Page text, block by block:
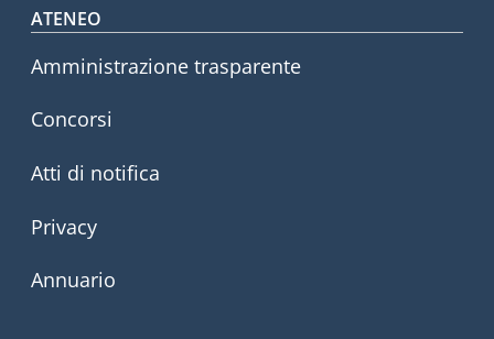
Footer menu
ATENEO
Amministrazione trasparente
Concorsi
Atti di notifica
Privacy
Annuario